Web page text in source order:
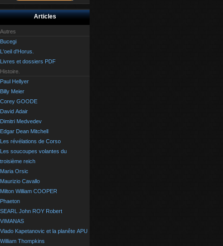
Articles
Autres
Bucegi
L'oeil d'Horus.
Livres et dossiers PDF
Histoire.
Paul Hellyer
Billy Meier
Corey GOODE
David Adair
Dimitri Medvedev
Edgar Dean Mitchell
Les révélations de Corso
Les soucoupes volantes du
troisième reich
Maria Orsic
Maurizio Cavallo
Milton William COOPER
Phaeton
SEARL John ROY Robert
VIMANAS
Vlado Kapetanovic et la planête APU
William Thompkins